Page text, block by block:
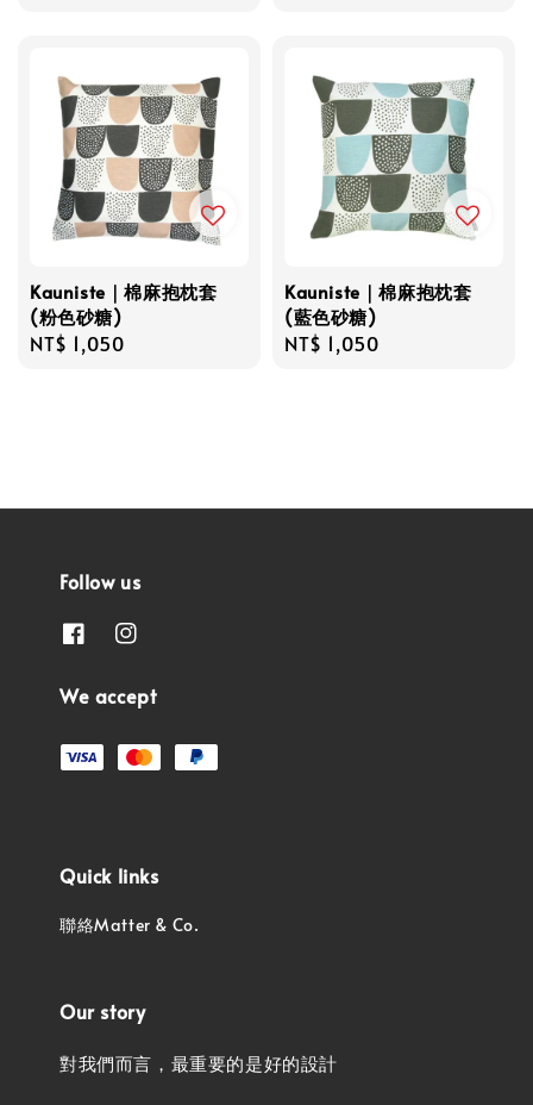
Kauniste｜棉麻抱枕套
(粉色砂糖)
Regular
NT$ 1,050
Kauniste｜棉麻抱枕套
(藍色砂糖)
Regular
NT$ 1,050
Follow us
We accept
Quick links
聯絡Matter & Co.
Our story
對我們而言，最重要的是好的設計